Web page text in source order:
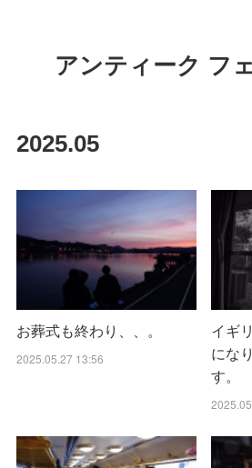
アンティーク フ
2025.05
お葬式も終わり、、。
2025.05.27 13:56
イギ
にな
す。